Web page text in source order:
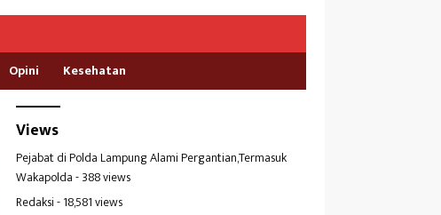
Opini Kesehatan
Views
Pejabat di Polda Lampung Alami Pergantian,Termasuk
Wakapolda- 388 views
Redaksi- 18,581 views